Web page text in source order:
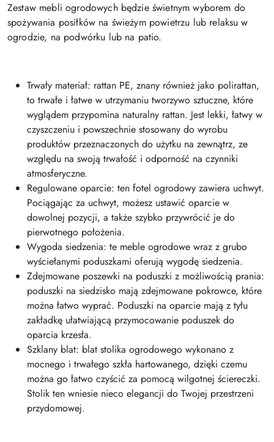
Zestaw mebli ogrodowych będzie świetnym wyborem do
spożywania posiłków na świeżym powietrzu lub relaksu w
ogrodzie, na podwórku lub na patio.
Trwały materiał: rattan PE, znany również jako polirattan,
to trwałe i łatwe w utrzymaniu tworzywo sztuczne, które
wyglądem przypomina naturalny rattan. Jest lekki, łatwy w
czyszczeniu i powszechnie stosowany do wyrobu
produktów przeznaczonych do użytku na zewnątrz, ze
względu na swoją trwałość i odporność na czynniki
atmosferyczne.
Regulowane oparcie: ten fotel ogrodowy zawiera uchwyt.
Pociągając za uchwyt, możesz ustawić oparcie w
dowolnej pozycji, a także szybko przywrócić je do
pierwotnego położenia.
Wygoda siedzenia: te meble ogrodowe wraz z grubo
wyściełanymi poduszkami oferują wygodę siedzenia.
Zdejmowane poszewki na poduszki z możliwością prania:
poduszki na siedzisko mają zdejmowane pokrowce, które
można łatwo wyprać. Poduszki na oparcie mają z tyłu
zakładkę ułatwiającą przymocowanie poduszek do
oparcia krzesła.
Szklany blat: blat stolika ogrodowego wykonano z
mocnego i trwałego szkła hartowanego, dzięki czemu
można go łatwo czyścić za pomocą wilgotnej ściereczki.
Stolik ten wniesie nieco elegancji do Twojej przestrzeni
przydomowej.